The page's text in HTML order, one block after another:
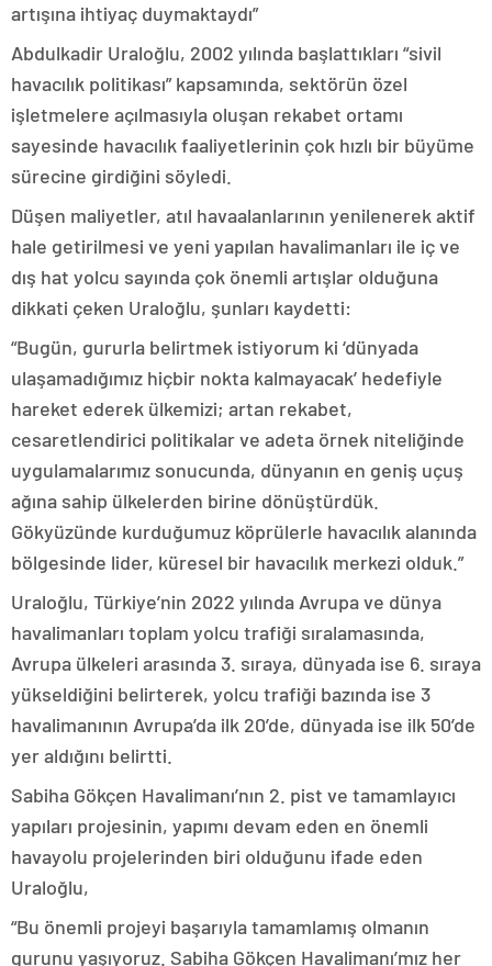
artışına ihtiyaç duymaktaydı”
Abdulkadir Uraloğlu, 2002 yılında başlattıkları “sivil
havacılık politikası” kapsamında, sektörün özel
işletmelere açılmasıyla oluşan rekabet ortamı
sayesinde havacılık faaliyetlerinin çok hızlı bir büyüme
sürecine girdiğini söyledi.
Düşen maliyetler, atıl havaalanlarının yenilenerek aktif
hale getirilmesi ve yeni yapılan havalimanları ile iç ve
dış hat yolcu sayında çok önemli artışlar olduğuna
dikkati çeken Uraloğlu, şunları kaydetti:
“Bugün, gururla belirtmek istiyorum ki ‘dünyada
ulaşamadığımız hiçbir nokta kalmayacak’ hedefiyle
hareket ederek ülkemizi; artan rekabet,
cesaretlendirici politikalar ve adeta örnek niteliğinde
uygulamalarımız sonucunda, dünyanın en geniş uçuş
ağına sahip ülkelerden birine dönüştürdük.
Gökyüzünde kurduğumuz köprülerle havacılık alanında
bölgesinde lider, küresel bir havacılık merkezi olduk.”
Uraloğlu, Türkiye’nin 2022 yılında Avrupa ve dünya
havalimanları toplam yolcu trafiği sıralamasında,
Avrupa ülkeleri arasında 3. sıraya, dünyada ise 6. sıraya
yükseldiğini belirterek, yolcu trafiği bazında ise 3
havalimanının Avrupa’da ilk 20’de, dünyada ise ilk 50’de
yer aldığını belirtti.
Sabiha Gökçen Havalimanı’nın 2. pist ve tamamlayıcı
yapıları projesinin, yapımı devam eden en önemli
havayolu projelerinden biri olduğunu ifade eden
Uraloğlu,
“Bu önemli projeyi başarıyla tamamlamış olmanın
gurunu yaşıyoruz. Sabiha Gökçen Havalimanı’mız her